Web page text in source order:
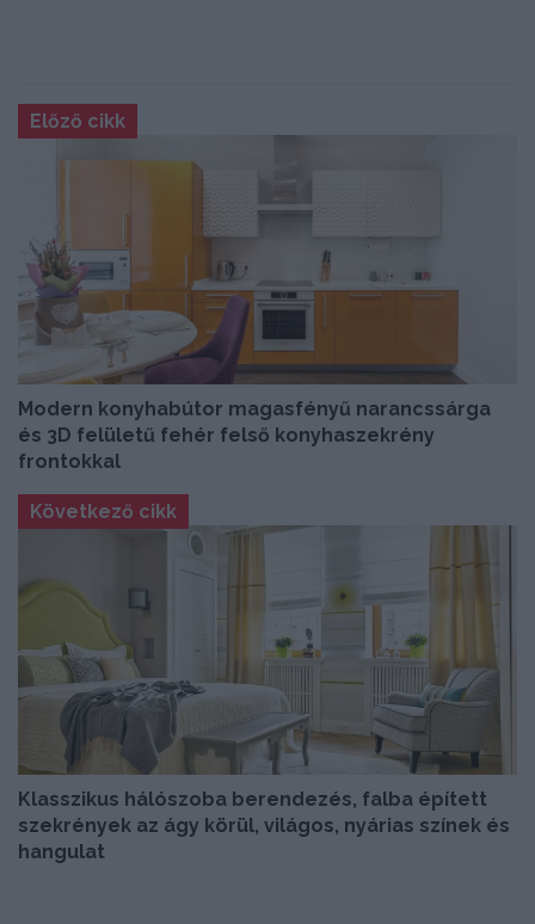
Előző cikk
Modern konyhabútor magasfényű narancssárga
és 3D felületű fehér felső konyhaszekrény
frontokkal
Következő cikk
Klasszikus hálószoba berendezés, falba épített
szekrények az ágy körül, világos, nyárias színek és
hangulat